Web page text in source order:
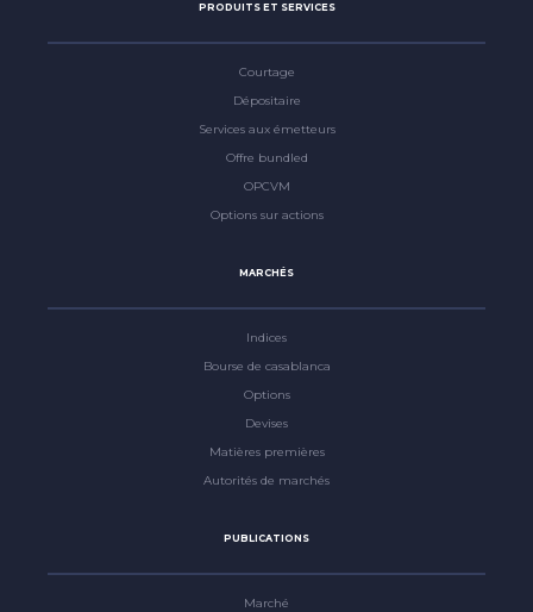
PRODUITS ET SERVICES
Courtage
Dépositaire
Services aux émetteurs
Offre bundled
OPCVM
Options sur actions
MARCHÉS
Indices
Bourse de casablanca
Options
Devises
Matières premières
Autorités de marchés
PUBLICATIONS
Marché